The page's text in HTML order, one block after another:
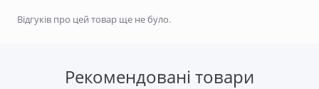
Відгуків про цей товар ще не було.
Рекомендовані товари